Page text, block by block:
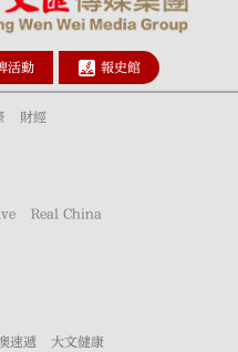
活動 報史館
財經
Real China
速遞 大文健康